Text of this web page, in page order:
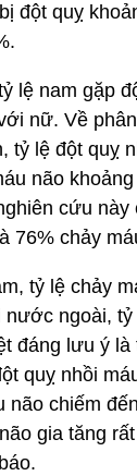
đột quỵ
lệ nam gặp
nữ. Về
tỷ lệ đột quỵ
não
cứu này
76% chảy
tỷ lệ chảy
ngoài, tỷ
đáng lưu ý
quỵ nhồi
não chiếm
gia tăng